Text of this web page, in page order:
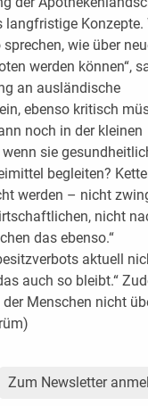
langfristige Konzepte.
wie über
werden können“,
an ausländische
ebenso kritisch
noch in der kleinen
sie
begleiten?
werden – nicht
nicht
das ebenso.“
aktuell
auch so bleibt.“
Menschen nicht
Zum Newsletter